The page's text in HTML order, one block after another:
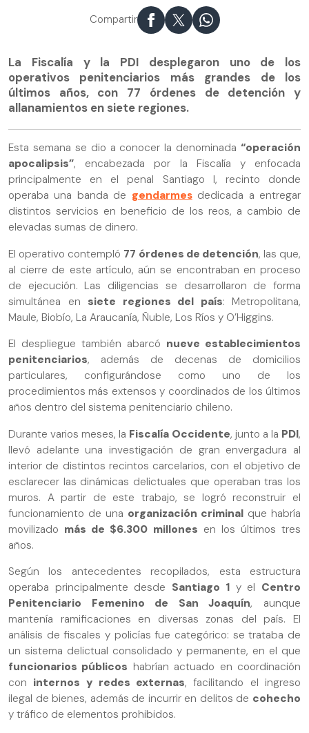
Compartir
La Fiscalía y la PDI desplegaron uno de los
operativos penitenciarios más grandes de los
últimos años, con 77 órdenes de detención y
allanamientos en siete regiones.
Esta semana se dio a conocer la denominada “operación
apocalipsis”, encabezada por la Fiscalía y enfocada
principalmente en el penal Santiago I, recinto donde
operaba una banda de gendarmesdedicada a entregar
distintos servicios en beneficio de los reos, a cambio de
elevadas sumas de dinero.
El operativo contempló 77 órdenes de detención, las que,
al cierre de este artículo, aún se encontraban en proceso
de ejecución. Las diligencias se desarrollaron de forma
simultánea en siete regiones del país: Metropolitana,
Maule, Biobío, La Araucanía, Ñuble, Los Ríos y O’Higgins.
El despliegue también abarcó nueve establecimientos
penitenciarios, además de decenas de domicilios
particulares, configurándose como uno de los
procedimientos más extensos y coordinados de los últimos
años dentro del sistema penitenciario chileno.
Durante varios meses, la Fiscalía Occidente, junto a la PDI,
llevó adelante una investigación de gran envergadura al
interior de distintos recintos carcelarios, con el objetivo de
esclarecer las dinámicas delictuales que operaban tras los
muros. A partir de este trabajo, se logró reconstruir el
funcionamiento de una organización criminal que habría
movilizado más de $6.300 millones en los últimos tres
años.
Según los antecedentes recopilados, esta estructura
operaba principalmente desde Santiago 1y el Centro
Penitenciario Femenino de San Joaquín, aunque
mantenía ramificaciones en diversas zonas del país. El
análisis de fiscales y policías fue categórico: se trataba de
un sistema delictual consolidado y permanente, en el que
funcionarios públicos habrían actuado en coordinación
con internos y redes externas, facilitando el ingreso
ilegal de bienes, además de incurrir en delitos de cohecho
y tráfico de elementos prohibidos.